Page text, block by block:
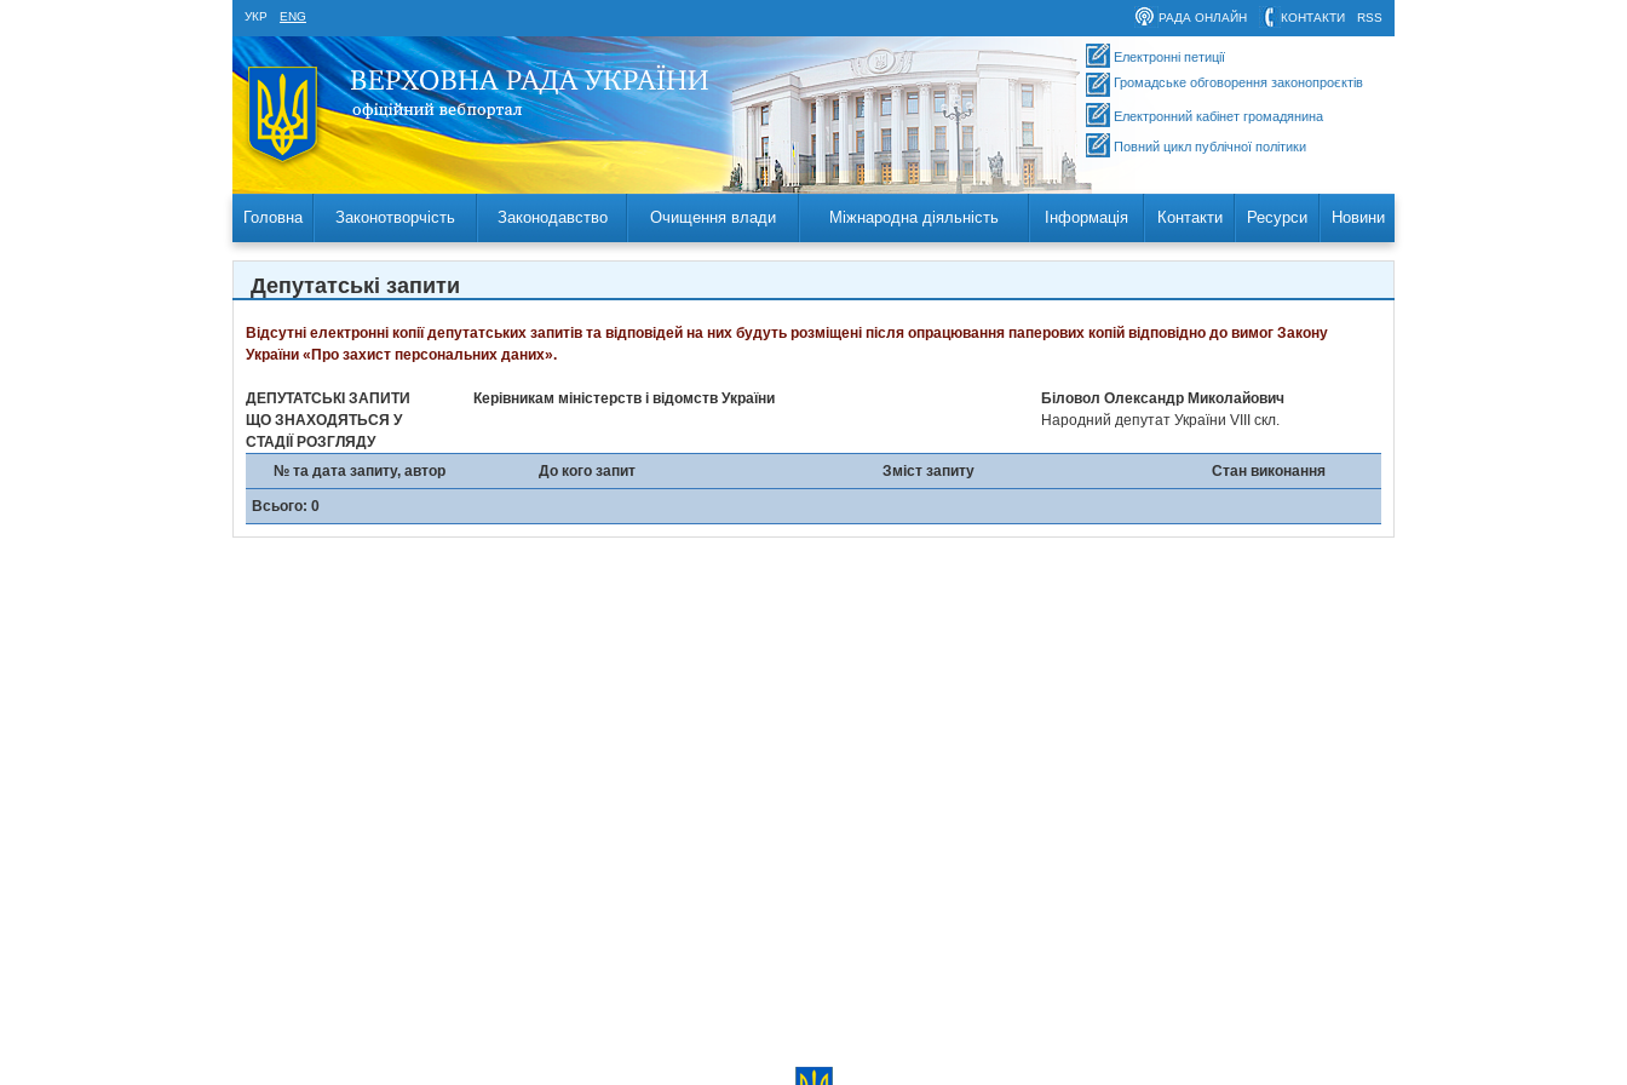
УКР ENG RSS
КОНТАКТИ
РАДА ОНЛАЙН
Електронні петиції
Громадське обговорення законопроєктів
Електронний кабінет громадянина
Повний цикл публічної політики
Головна Законотворчість Законодавство Очищення влади Міжнародна діяльність Інформація Контакти Ресурси Новини
Депутатські запити
Відсутні електронні копії депутатських запитів та відповідей на них будуть розміщені після опрацювання паперових копій відповідно до вимог Закону
України «Про захист персональних даних».
ДЕПУТАТСЬКІ ЗАПИТИ
ЩО ЗНАХОДЯТЬСЯ У
СТАДІЇ РОЗГЛЯДУ
Керівникам міністерств і відомств України
Біловол Олександр Миколайович
Народний депутат України VIII скл.
№ та дата запиту, автор До кого запит Зміст запиту Стан виконання
Всього: 0